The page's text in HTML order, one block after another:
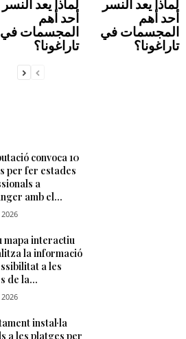
لماذا يعد النسر
أحد أهم
المجسمات في
تاراغونا؟
لماذا يعد النسر
أحد أهم
المجسمات في
تاراغونا؟